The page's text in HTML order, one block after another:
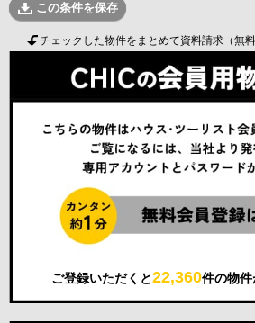
この条件を保存
チェックした物件をまとめて資料請求（無料
ご登録いただくと22,360件の物件